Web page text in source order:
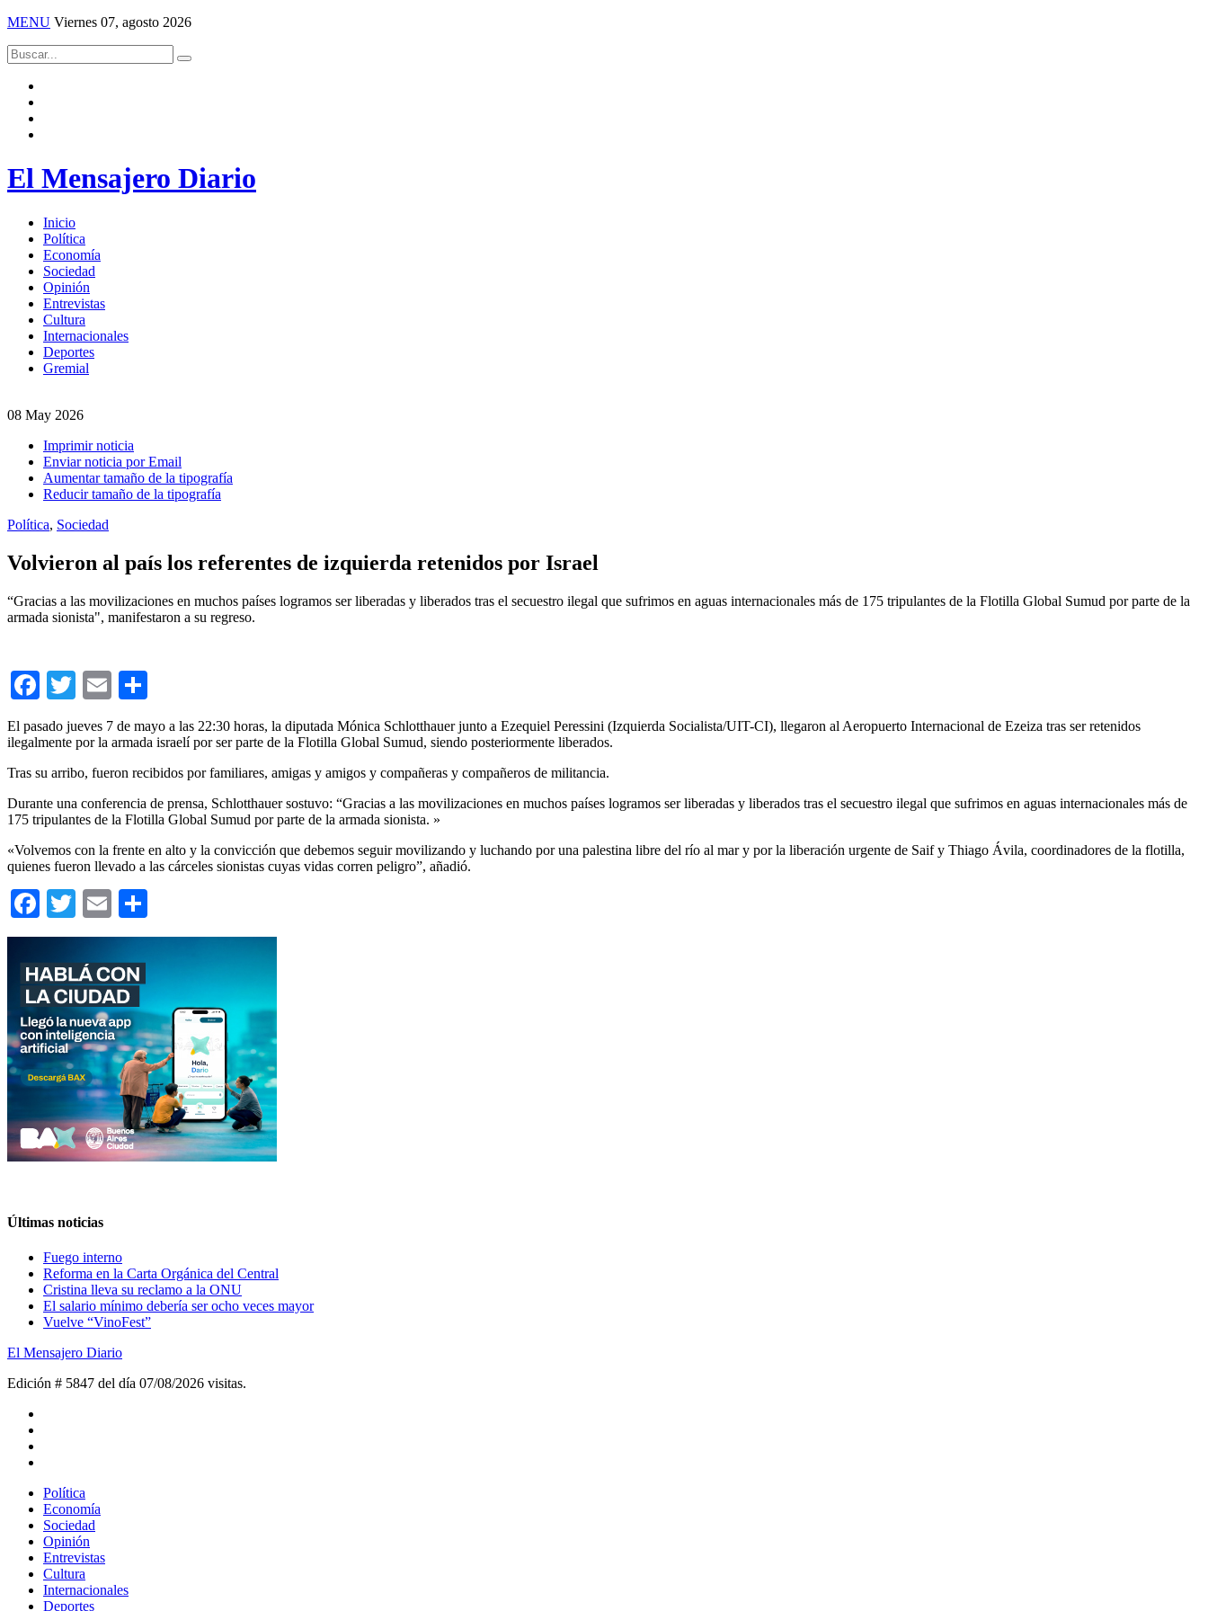
MENU Viernes 07, agosto 2026
El Mensajero Diario
Inicio
Política
Economía
Sociedad
Opinión
Entrevistas
Cultura
Internacionales
Deportes
Gremial
08 May 2026
Imprimir noticia
Enviar noticia por Email
Aumentar tamaño de la tipografía
Reducir tamaño de la tipografía
Política, Sociedad
Volvieron al país los referentes de izquierda retenidos por Israel
“Gracias a las movilizaciones en muchos países logramos ser liberadas y liberados tras el secuestro ilegal que sufrimos en aguas internacionales más de 175 tripulantes de la Flotilla Global Sumud por parte de la
armada sionista", manifestaron a su regreso.
Facebook
TwitterEmail
El pasado jueves 7 de mayo a las 22:30 horas, la diputada Mónica Schlotthauer junto a Ezequiel Peressini (Izquierda Socialista/UIT-CI), llegaron al Aeropuerto Internacional de Ezeiza tras ser retenidos
ilegalmente por la armada israelí por ser parte de la Flotilla Global Sumud, siendo posteriormente liberados.
Tras su arribo, fueron recibidos por familiares, amigas y amigos y compañeras y compañeros de militancia.
Durante una conferencia de prensa, Schlotthauer sostuvo: “Gracias a las movilizaciones en muchos países logramos ser liberadas y liberados tras el secuestro ilegal que sufrimos en aguas internacionales más de
175 tripulantes de la Flotilla Global Sumud por parte de la armada sionista. »
«Volvemos con la frente en alto y la convicción que debemos seguir movilizando y luchando por una palestina libre del río al mar y por la liberación urgente de Saif y Thiago Ávila, coordinadores de la flotilla,
quienes fueron llevado a las cárceles sionistas cuyas vidas corren peligro”, añadió.
Facebook
TwitterEmail
Últimas noticias
Fuego interno
Reforma en la Carta Orgánica del Central
Cristina lleva su reclamo a la ONU
El salario mínimo debería ser ocho veces mayor
Vuelve “VinoFest”
El Mensajero Diario
Edición # 5847 del día 07/08/2026 visitas.
Política
Economía
Sociedad
Opinión
Entrevistas
Cultura
Internacionales
Deportes